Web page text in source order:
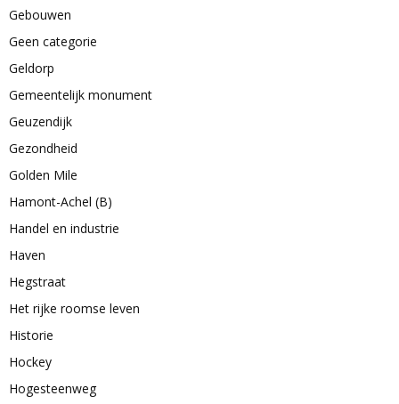
Gebouwen
Geen categorie
Geldorp
Gemeentelijk monument
Geuzendijk
Gezondheid
Golden Mile
Hamont-Achel (B)
Handel en industrie
Haven
Hegstraat
Het rijke roomse leven
Historie
Hockey
Hogesteenweg